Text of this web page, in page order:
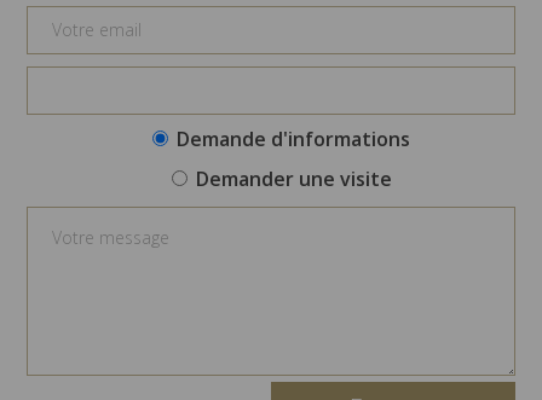
Demande d'informations
Demander une visite